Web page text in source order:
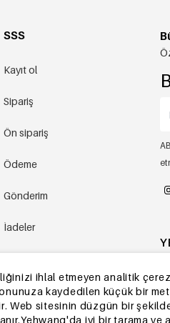
ihlal etmeyen analitik
kaydedilen küçük bir
Web sitesinin düzgün bir
iyi bir tarama ve
SSS
Kayıt ol
Sipariş
Ön sipariş
Ödeme
Gönderim
İadeler
Diğer sorular